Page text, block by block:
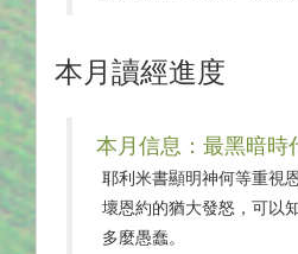
本月讀經進度
本月信息：最黑暗時
耶利米書顯明神何等重視
壞恩約的猶大發怒，可以
多麼愚蠢。